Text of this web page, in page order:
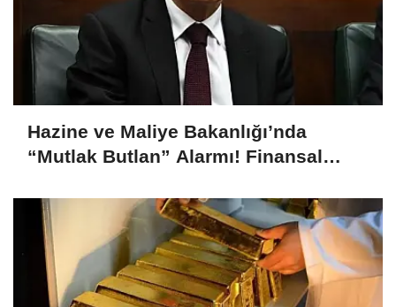
Hazine ve Maliye Bakanlığı’nda
“Mutlak Butlan” Alarmı! Finansal